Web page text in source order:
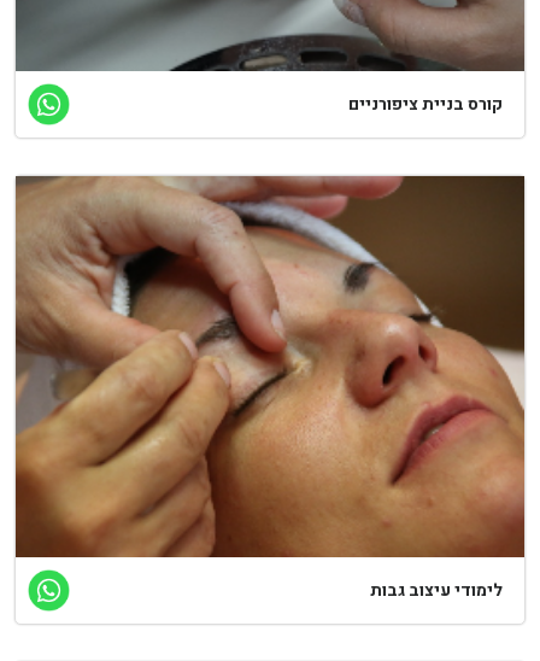
קורס בניית ציפורניים
לימודי עיצוב גבות